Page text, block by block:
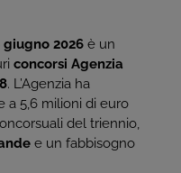
giugno 2026 è un
concorsi Agenzia
. L’Agenzia ha
a 5,6 milioni di euro
del triennio,
e un fabbisogno